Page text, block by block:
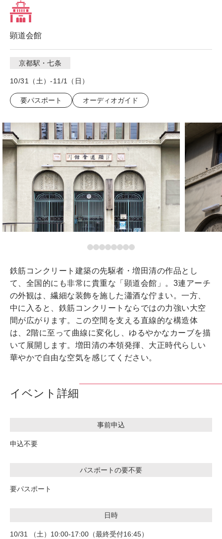
顕道会館
京都駅・七条
10/31（土）-11/1（日）
要パスポート オーディオガイド
鉄筋コンクリート建築の先駆者・増田清の作品とし
て、全国的にも非常に貴重な「顕道会館」。3連アーチ
の外観は、繊細な装飾を施した瀟酒な佇まい。一方、
中に入ると、鉄筋コンクリートならではの力強い大空
間が広がります。この空間を支える直線的な構造体
は、2階に至って曲線に変化し、ゆるやかなカーブを描
いて展開します。増田清の本領発揮、大正時代らしい
華やかで自由な空気を感じてください。
イベント詳細
事前申込
申込不要
パスポートの要不要
要パスポート
日時
10/31 （土）10:00-17:00（最終受付16:45）